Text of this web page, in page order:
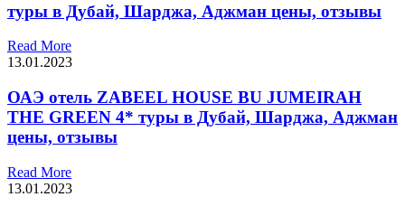
туры в Дубай, Шарджа, Аджман цены, отзывы
Read More
13.01.2023
ОАЭ отель ZABEEL HOUSE BU JUMEIRAH
THE GREEN 4* туры в Дубай, Шарджа, Аджман
цены, отзывы
Read More
13.01.2023